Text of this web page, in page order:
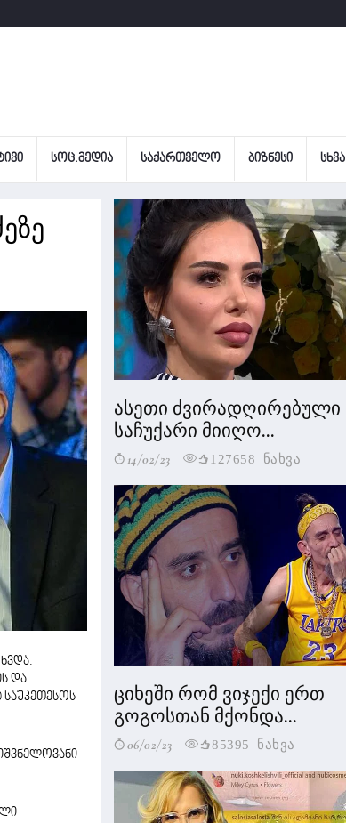
ᲡᲝᲪ.ᲛᲔᲓᲘᲐ ᲡᲐᲥᲐᲠᲗᲕᲔᲚᲝ ᲑᲘᲖᲜᲔᲡᲘ ᲡᲮᲕᲐ
და
ასეთი ძვირადღირებული
საჩუქარი მიიღო...
14/02/23 127658 ნახვა
ციხეში რომ ვიჯექი ერთ
გოგოსთან მქონდა...
06/02/23 85395 ნახვა